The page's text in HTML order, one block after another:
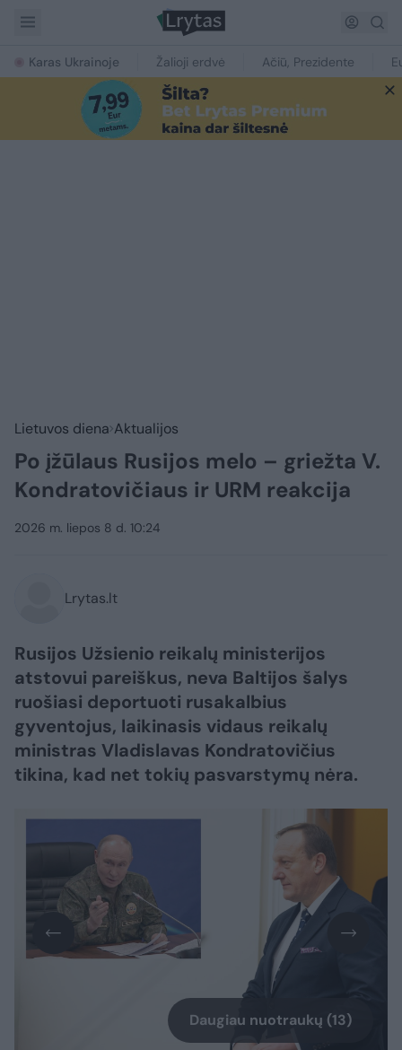
Karas Ukrainoje Žalioji erdvė Ačiū, Prezidente
Lietuvos diena Aktualijos
Po įžūlaus Rusijos melo – griežta V.
Kondratovičiaus ir URM reakcija
2026 m. liepos 8 d. 10:24
Lrytas.lt
Rusijos Užsienio reikalų ministerijos
atstovui pareiškus, neva Baltijos šalys
ruošiasi deportuoti rusakalbius
gyventojus, laikinasis vidaus reikalų
ministras Vladislavas Kondratovičius
tikina, kad net tokių pasvarstymų nėra.
Daugiau nuotraukų (13)